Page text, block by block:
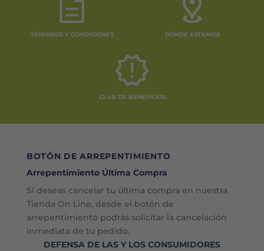
TÉRMINOS Y CONDICIONES DÓNDE ESTAMOS
CLUB DE BENEFICIOS
BOTÓN DE ARREPENTIMIENTO
Arrepentimiento Última Compra
Si deseas cancelar tu última compra en nuestra
Tienda On Line, desde el botón de
arrepentimiento podrás solicitar la cancelación
inmediata de tu pedido.
DEFENSA DE LAS Y LOS CONSUMIDORES